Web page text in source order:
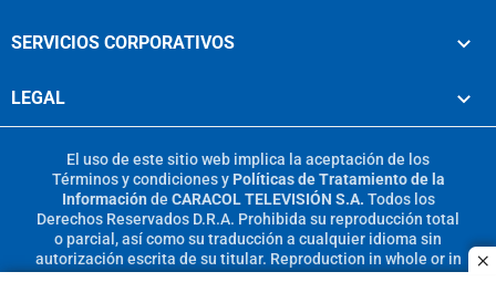
SERVICIOS CORPORATIVOS
LEGAL
El uso de este sitio web implica la aceptación de los
Términos y condicionesy Políticas de Tratamiento de la
Información de CARACOL TELEVISIÓN S.A. Todos los
Derechos Reservados D.R.A. Prohibida su reproducción total
o parcial, así como su traducción a cualquier idioma sin
autorización escrita de su titular. Reproduction in whole or in